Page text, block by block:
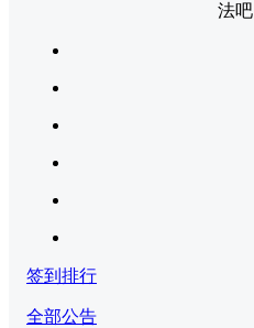
法吧
签到排行
全部公告